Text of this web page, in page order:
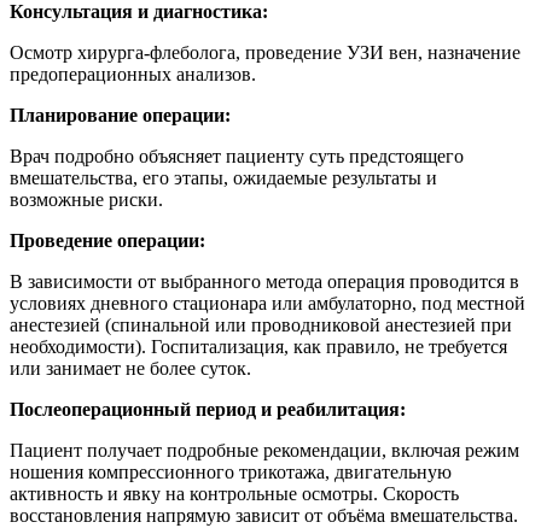
Консультация и диагностика:
Осмотр хирурга-флеболога, проведение УЗИ вен, назначение
предоперационных анализов.
Планирование операции:
Врач подробно объясняет пациенту суть предстоящего
вмешательства, его этапы, ожидаемые результаты и
возможные риски.
Проведение операции:
В зависимости от выбранного метода операция проводится в
условиях дневного стационара или амбулаторно, под местной
анестезией (спинальной или проводниковой анестезией при
необходимости). Госпитализация, как правило, не требуется
или занимает не более суток.
Послеоперационный период и реабилитация:
Пациент получает подробные рекомендации, включая режим
ношения компрессионного трикотажа, двигательную
активность и явку на контрольные осмотры. Скорость
восстановления напрямую зависит от объёма вмешательства.